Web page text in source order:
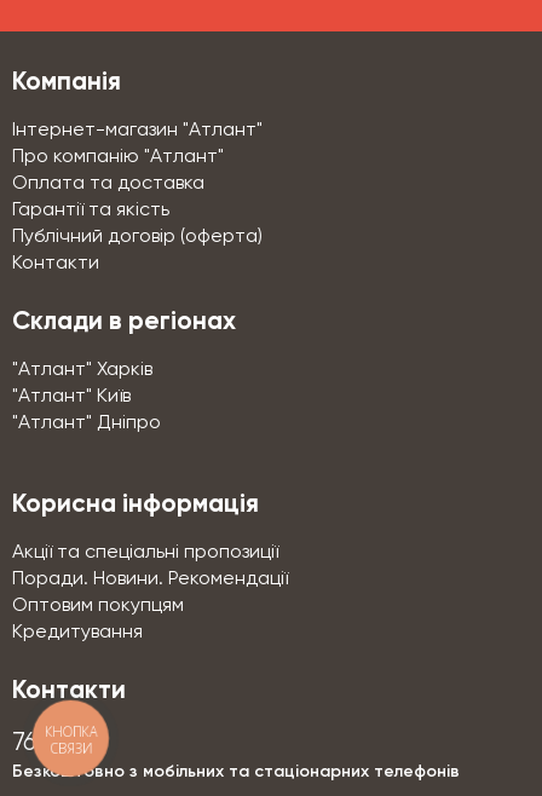
Компанія
Інтернет-магазин "Атлант"
Про компанію "Атлант"
Оплата та доставка
Гарантії та якість
Публічний договір (оферта)
Контакти
Склади в регіонах
"Атлант" Харків
"Атлант" Київ
"Атлант" Дніпро
Корисна інформація
Акції та спеціальні пропозиції
Поради. Новини. Рекомендації
Оптовим покупцям
Кредитування
Контакти
76-76
Безкоштовно з мобільних та стаціонарних телефонів
КНОПКА
СВЯЗИ